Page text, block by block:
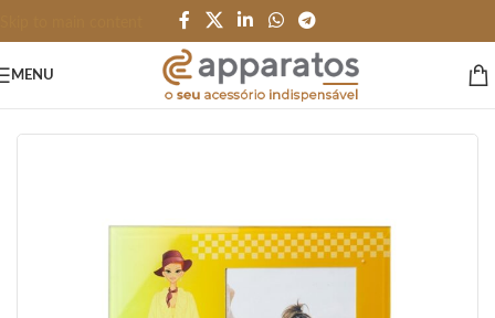
MENU
ESCRITÓRIO e PAPELARIA